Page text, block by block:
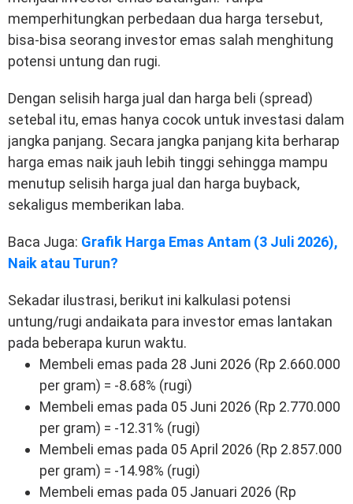
memperhitungkan perbedaan dua harga tersebut,
bisa-bisa seorang investor emas salah menghitung
potensi untung dan rugi.
Dengan selisih harga jual dan harga beli (spread)
setebal itu, emas hanya cocok untuk investasi dalam
jangka panjang. Secara jangka panjang kita berharap
harga emas naik jauh lebih tinggi sehingga mampu
menutup selisih harga jual dan harga buyback,
sekaligus memberikan laba.
Baca Juga: Grafik Harga Emas Antam (3 Juli 2026),
Naik atau Turun?
Sekadar ilustrasi, berikut ini kalkulasi potensi
untung/rugi andaikata para investor emas lantakan
pada beberapa kurun waktu.
Membeli emas pada 28 Juni 2026 (Rp 2.660.000
per gram) = -8.68% (rugi)
Membeli emas pada 05 Juni 2026 (Rp 2.770.000
per gram) = -12.31% (rugi)
Membeli emas pada 05 April 2026 (Rp 2.857.000
per gram) = -14.98% (rugi)
Membeli emas pada 05 Januari 2026 (Rp